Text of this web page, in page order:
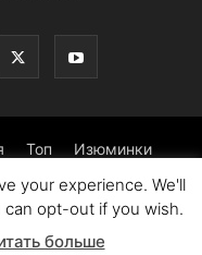
Топ Изюминки
Советы
your experience. We'll
opt-out if you wish.
больше